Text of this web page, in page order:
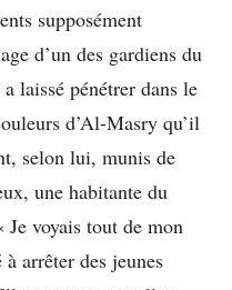
supposément
d’un des gardiens du
laissé pénétrer dans le
d’Al-Masry qu’il
selon lui, munis de
une habitante du
voyais tout de mon
arrêter des jeunes